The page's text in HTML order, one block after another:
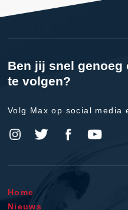
Ben jij snel genoeg
te volgen?
Volg Max op social media
Home
Nieuws